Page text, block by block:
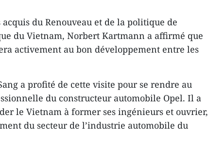
du Renouveau et de la politique de
du Vietnam, Norbert Kartmann a affirmé que
activement au bon développement entre les
a profité de cette visite pour se rendre au
du constructeur automobile Opel. Il a
le Vietnam à former ses ingénieurs et ouvrier,
du secteur de l’industrie automobile du